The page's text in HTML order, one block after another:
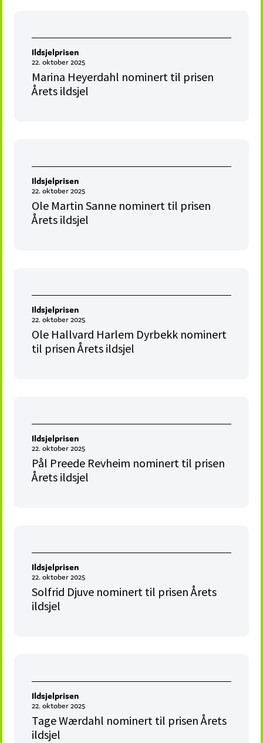
Ildsjelprisen
22. oktober 2025
Marina Heyerdahl nominert til prisen
Årets ildsjel
Ildsjelprisen
22. oktober 2025
Ole Martin Sanne nominert til prisen
Årets ildsjel
Ildsjelprisen
22. oktober 2025
Ole Hallvard Harlem Dyrbekk nominert
til prisen Årets ildsjel
Ildsjelprisen
22. oktober 2025
Pål Preede Revheim nominert til prisen
Årets ildsjel
Ildsjelprisen
22. oktober 2025
Solfrid Djuve nominert til prisen Årets
ildsjel
Ildsjelprisen
22. oktober 2025
Tage Wærdahl nominert til prisen Årets
ildsjel